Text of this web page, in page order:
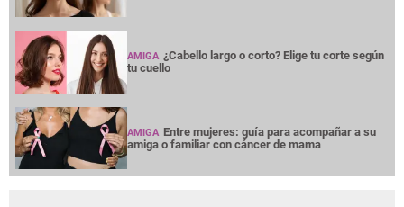
AMIGA ¿Cabello largo o corto? Elige tu corte según
tu cuello
AMIGA Entre mujeres: guía para acompañar a su
amiga o familiar con cáncer de mama